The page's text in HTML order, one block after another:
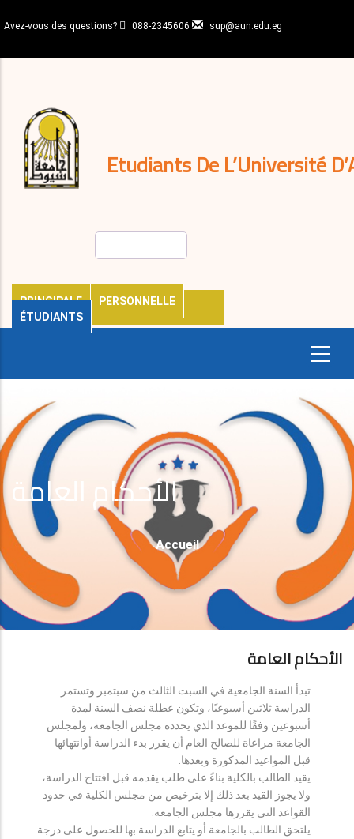
au
principal
Avez-vous des questions? 088-2345606 sup@aun.edu.eg
Etudiants De L’Université
PRINCIPALE
PERSONNELLE
ÉTUDIANTS
décisions
Expatriés
Journal
الأحكام العامة
Fil
D'Ariane
Accueil
الأحكام العامة
تبدأ السنة الجامعية في السبت الثالث من سبتمبر وتستمر
الدراسة ثلاثين أسبوعيًا، وتكون عطلة نصف السنة لمدة
أسبوعين وفقًا للموعد الذي يحدده مجلس الجامعة، ولمجلس
الجامعة مراعاة للصالح العام أن يقرر بدء الدراسة أوانتهائها
قبل المواعيد المذكورة وبعدها.
يقيد الطالب بالكلية بناءً على طلب يقدمه قبل افتتاح الدراسة،
ولا يجوز القيد بعد ذلك إلا بترخيص من مجلس الكلية في حدود
القواعد التي يقررها مجلس الجامعة.
يلتحق الطالب بالجامعة أو يتابع الدراسة بها للحصول على درجة